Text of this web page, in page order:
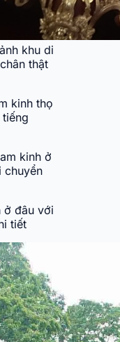
khu di
thật
kinh thọ
kinh ở
chuyển
ở đâu với
tiết